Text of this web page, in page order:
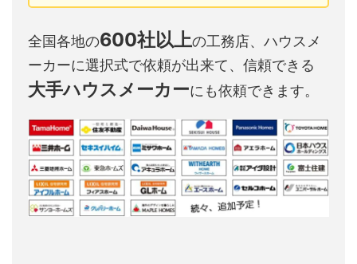
全国各地の600社以上の工務店、ハウスメ
ーカーに選択式で依頼が出来て、信頼できる
大手ハウスメーカーにも依頼できます。